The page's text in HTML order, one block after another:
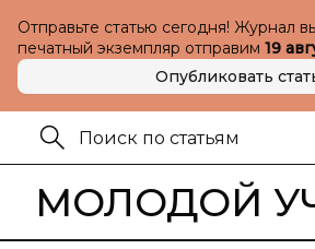
Отправьте статью сегодня! Журнал
печатный экземпляр отправим 19
Опубликовать
МОЛОДОЙ